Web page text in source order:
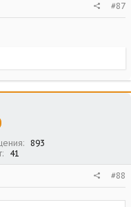
#87
893
41
#88